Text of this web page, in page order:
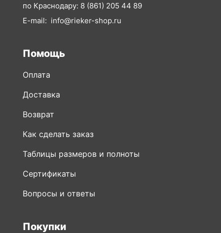
по Краснодару: 8 (861) 205 44 89
E-mail: info@rieker-shop.ru
Помощь
Оплата
Доставка
Возврат
Как сделать заказ
Таблицы размеров и полноты
Сертификаты
Вопросы и ответы
Покупки